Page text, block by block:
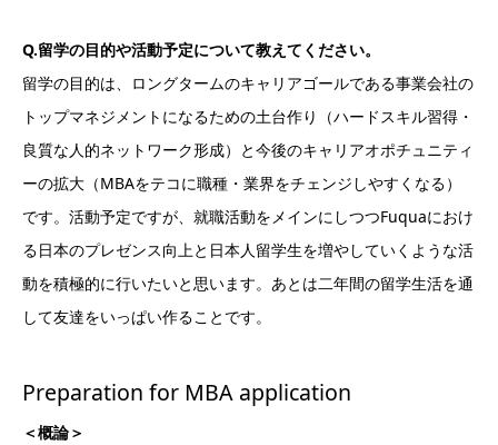
Q.留学の目的や活動予定について教えてください。
留学の目的は、ロングタームのキャリアゴールである事業会社の
トップマネジメントになるための土台作り（ハードスキル習得・
良質な人的ネットワーク形成）と今後のキャリアオポチュニティ
ーの拡大（MBAをテコに職種・業界をチェンジしやすくなる）
です。活動予定ですが、就職活動をメインにしつつFuquaにおけ
る日本のプレゼンス向上と日本人留学生を増やしていくような活
動を積極的に行いたいと思います。あとは二年間の留学生活を通
して友達をいっぱい作ることです。
Preparation for MBA application
＜概論＞